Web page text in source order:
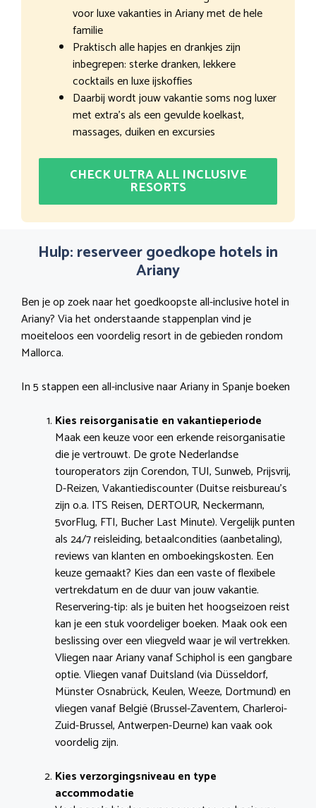
voor luxe vakanties in Ariany met de hele
familie
Praktisch alle hapjes en drankjes zijn
inbegrepen: sterke dranken, lekkere
cocktails en luxe ijskoffies
Daarbij wordt jouw vakantie soms nog luxer
met extra’s als een gevulde koelkast,
massages, duiken en excursies
CHECK ULTRA ALL INCLUSIVE
RESORTS
Hulp: reserveer goedkope hotels in
Ariany
Ben je op zoek naar het goedkoopste all-inclusive hotel in
Ariany? Via het onderstaande stappenplan vind je
moeiteloos een voordelig resort in de gebieden rondom
Mallorca.
In 5 stappen een all-inclusive naar Ariany in Spanje boeken
Kies reisorganisatie en vakantieperiode
Maak een keuze voor een erkende reisorganisatie
die je vertrouwt. De grote Nederlandse
touroperators zijn Corendon, TUI, Sunweb, Prijsvrij,
D-Reizen, Vakantiediscounter (Duitse reisbureau’s
zijn o.a. ITS Reisen, DERTOUR, Neckermann,
5vorFlug, FTI, Bucher Last Minute). Vergelijk punten
als 24/7 reisleiding, betaalcondities (aanbetaling),
reviews van klanten en omboekingskosten. Een
keuze gemaakt? Kies dan een vaste of flexibele
vertrekdatum en de duur van jouw vakantie.
Reservering-tip: als je buiten het hoogseizoen reist
kan je een stuk voordeliger boeken. Maak ook een
beslissing over een vliegveld waar je wil vertrekken.
Vliegen naar Ariany vanaf Schiphol is een gangbare
optie. Vliegen vanaf Duitsland (via Düsseldorf,
Münster Osnabrück, Keulen, Weeze, Dortmund) en
vliegen vanaf België (Brussel-Zaventem, Charleroi-
Zuid-Brussel, Antwerpen-Deurne) kan vaak ook
voordelig zijn.
Kies verzorgingsniveau en type
accommodatie